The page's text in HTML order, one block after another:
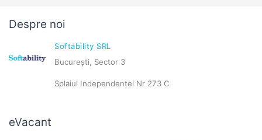
Despre noi
Softability SRL
București, Sector 3
Splaiul Independenței Nr 273 C
eVacant